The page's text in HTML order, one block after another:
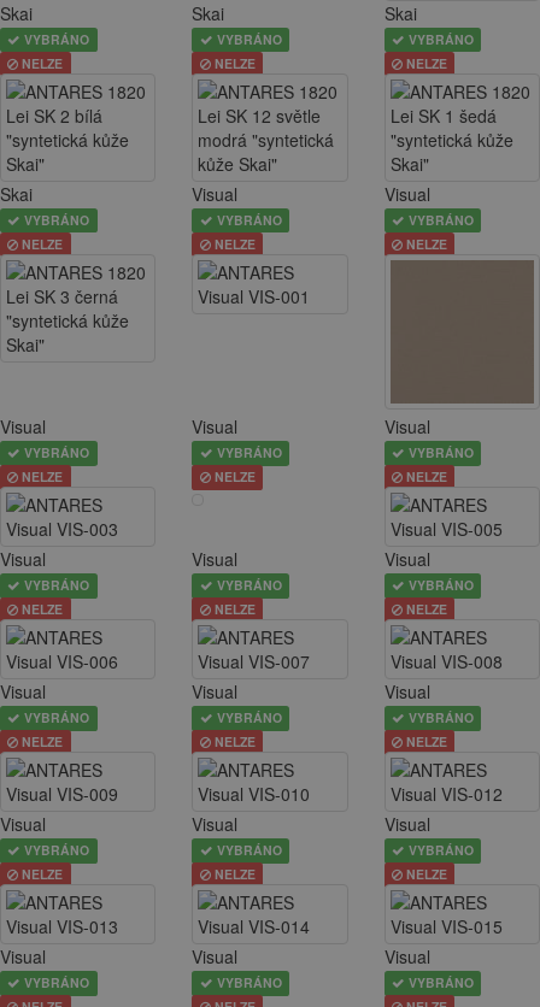
Skai
VYBRÁNO
NELZE
Skai
VYBRÁNO
NELZE
Skai
VYBRÁNO
NELZE
Skai
VYBRÁNO
NELZE
Visual
VYBRÁNO
NELZE
Visual
VYBRÁNO
NELZE
Visual
VYBRÁNO
NELZE
Visual
VYBRÁNO
NELZE
Visual
VYBRÁNO
NELZE
Visual
VYBRÁNO
NELZE
Visual
VYBRÁNO
NELZE
Visual
VYBRÁNO
NELZE
Visual
VYBRÁNO
NELZE
Visual
VYBRÁNO
NELZE
Visual
VYBRÁNO
NELZE
Visual
VYBRÁNO
NELZE
Visual
VYBRÁNO
NELZE
Visual
VYBRÁNO
NELZE
Visual
VYBRÁNO
Visual
VYBRÁNO
Visual
VYBRÁNO